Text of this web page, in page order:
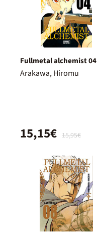
Fullmetal alchemist 04
Arakawa, Hiromu
15,95€
15,15€